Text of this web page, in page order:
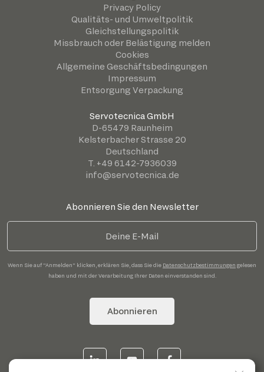
Privacy Policy
Qualitäts- und Umweltpolitik
Gleichstellungspolitik
Missbrauch oder Belästigung melden
Cookies
Allgemeine Geschäftsbedingungen
Impressum
Entsorgung Verpackung
Servotecnica GmbH
D-65479 Raunheim
Kelsterbacher Strasse 20
Deutschland
T. +49 6142-7936039
info@servotecnica.de
Abonnieren Sie den Newsletter
Wenn Sie auf "Anmelden" klicken, erklären Sie, dass Sie die Datenschutzbestimmungen gelesen
haben und mit der Verarbeitung Ihrer Daten einverstanden sind.
Abonnieren